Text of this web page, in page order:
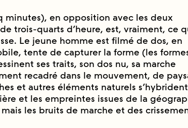
minutes), en opposition avec les deux
trois-quarts d’heure, est, vraiment, ce
Le jeune homme est filmé de dos, en
tente de capturer la forme (les
ses traits, son dos nu, sa marche
recadré dans le mouvement, de
et autres éléments naturels s’hybrident
et les empreintes issues de la
les bruits de marche et des